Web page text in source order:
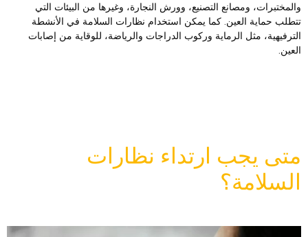
ومصانع التصنيع، وورش النجارة، وغيرها من البيئات التي
حماية العين. كما يمكن استخدام نظارات السلامة في الأنشطة
مثل الرماية وركوب الدراجات والرياضة، للوقاية من إصابات
يجب ارتداء نظارات